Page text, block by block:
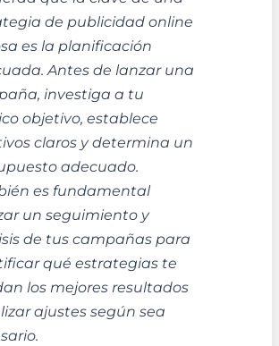
de publicidad online
es la planificación
Antes de lanzar una
investiga a tu
objetivo, establece
claros y determina un
adecuado.
es fundamental
un seguimiento y
de tus campañas para
qué estrategias te
los mejores resultados
ajustes según sea